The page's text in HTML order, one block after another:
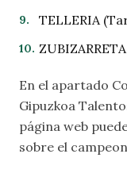
TELLERIA
En el apartado
Gipuzkoa
página web
sobre el